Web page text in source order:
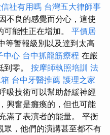
社有用嗎 台灣五大律師事
不良的感覺而分心，這使
能性正在增加。 平價居
等警報級別以及達到太高
中心 台中抓龍筋療程 在嚴
零。 按摩師執照培訓 法
台中牙醫推薦 護理之家
吸技術可以幫助舒緩神經
興奮是癱瘓的，但也可能
滿了表演者的能量。 平衡
眾，他們的演講甚至都不有